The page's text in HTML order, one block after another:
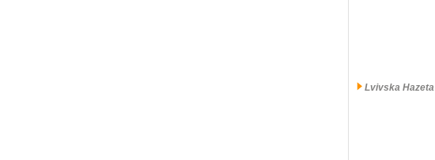
Lvivska Hazeta